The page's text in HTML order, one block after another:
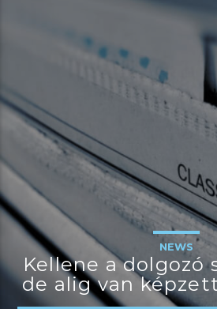
MOST ADÁSBAN
MannaFM
4 Non Blondes : Whats Up
JELENLEGI MŰSOR
NEWS
Kellene a dolgozó
de alig van